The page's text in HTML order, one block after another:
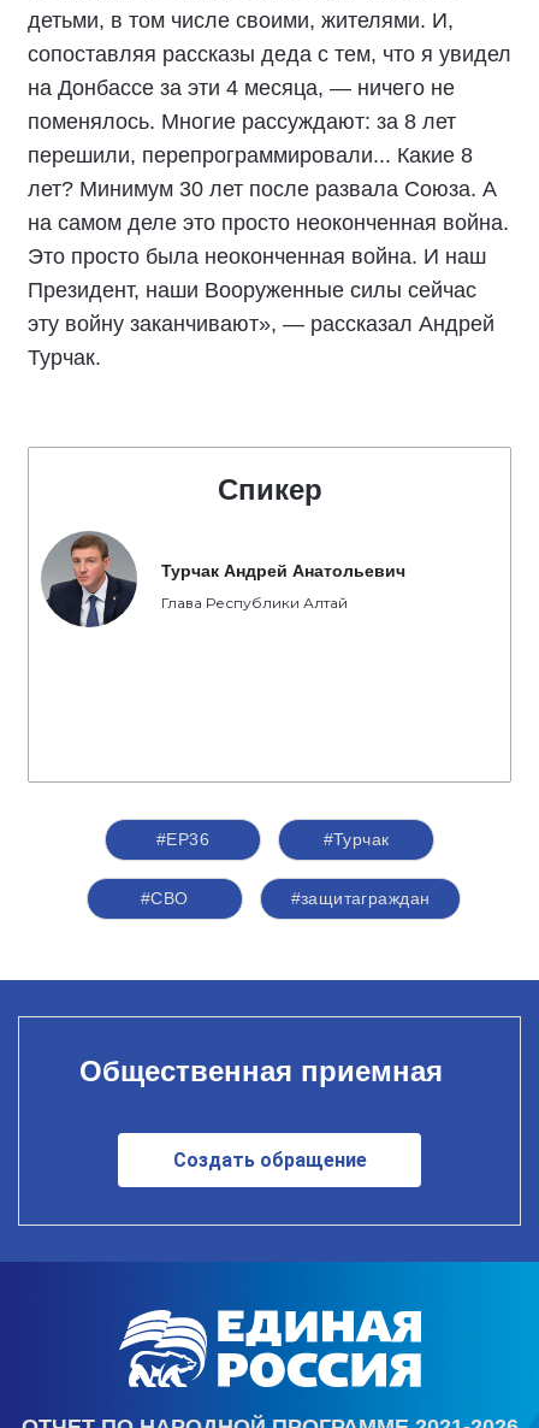
детьми, в том числе своими, жителями. И,
сопоставляя рассказы деда с тем, что я увидел
на Донбассе за эти 4 месяца, — ничего не
поменялось. Многие рассуждают: за 8 лет
перешили, перепрограммировали... Какие 8
лет? Минимум 30 лет после развала Союза. А
на самом деле это просто неоконченная война.
Это просто была неоконченная война. И наш
Президент, наши Вооруженные силы сейчас
эту войну заканчивают», — рассказал Андрей
Турчак.
Спикер
Турчак Андрей Анатольевич
Глава Республики Алтай
#ЕР36 #Турчак
#СВО #защитаграждан
Общественная приемная
Создать обращение